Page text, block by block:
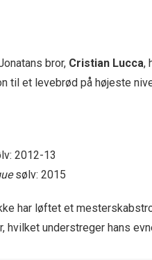
bror, Cristian Lucca,
til et levebrød på højeste
2012-13
sølv: 2015
har løftet et
hvilket understreger hans